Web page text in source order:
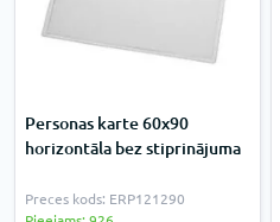
Personas karte 60x90
horizontāla bez stiprinājuma
Preces kods: ERP121290